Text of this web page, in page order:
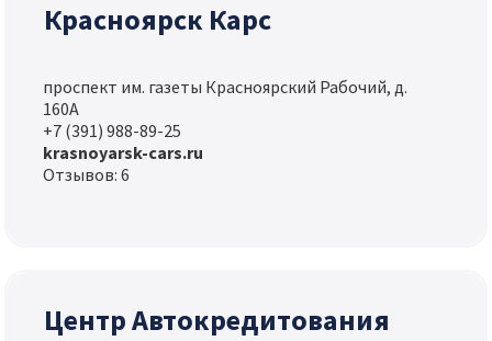
Красноярск Карс
проспект им. газеты Красноярский Рабочий, д.
160А
+7 (391) 988-89-25
krasnoyarsk-cars.ru
Отзывов: 6
Центр Автокредитования